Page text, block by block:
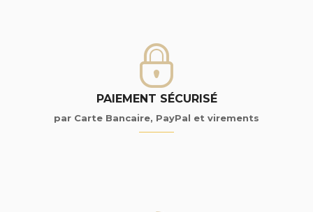
PAIEMENT SÉCURISÉ
par Carte Bancaire, PayPal et virements